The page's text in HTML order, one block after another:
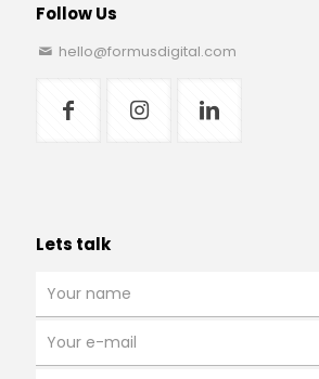
Follow Us
hello@formusdigital.com
Lets talk